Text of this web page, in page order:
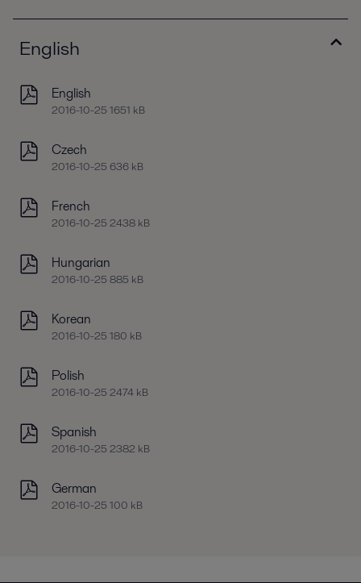
English
English
2016-10-25 1651 kB
Czech
2016-10-25 636 kB
French
2016-10-25 2438 kB
Hungarian
2016-10-25 885 kB
Korean
2016-10-25 180 kB
Polish
2016-10-25 2474 kB
Spanish
2016-10-25 2382 kB
German
2016-10-25 100 kB